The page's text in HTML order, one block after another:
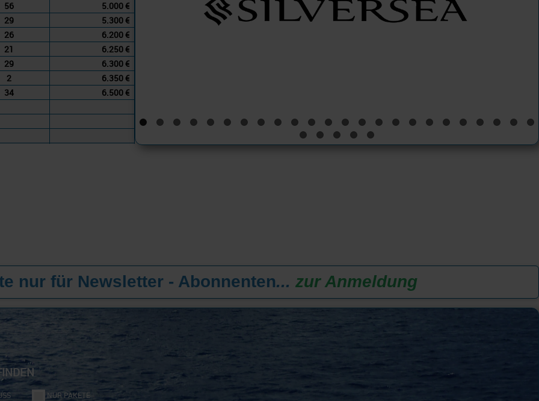
56
5.000 €
29
5.300 €
26
6.200 €
21
6.250 €
29
6.300 €
2
6.350 €
34 6.500 €
nur für Newsletter - Abonnenten... zur Anmeldung
NUR PAKETE